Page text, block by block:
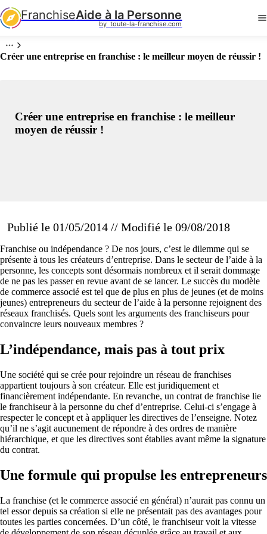
FranchiseAide à la Personne
by  toute-la-franchise.com
Créer une entreprise en franchise : le meilleur moyen de réussir !
Créer une entreprise en franchise : le meilleur
moyen de réussir !
Publié le 01/05/2014 // Modifié le 09/08/2018
Franchise ou indépendance ? De nos jours, c’est le dilemme qui se
présente à tous les créateurs d’entreprise. Dans le secteur de l’aide à la
personne, les concepts sont désormais nombreux et il serait dommage
de ne pas les passer en revue avant de se lancer. Le succès du modèle
de commerce associé est tel que de plus en plus de jeunes (et de moins
jeunes) entrepreneurs du secteur de l’aide à la personne rejoignent des
réseaux franchisés. Quels sont les arguments des franchiseurs pour
convaincre leurs nouveaux membres ?
L’indépendance, mais pas à tout prix
Une société qui se crée pour rejoindre un réseau de franchises
appartient toujours à son créateur. Elle est juridiquement et
financièrement indépendante. En revanche, un contrat de franchise lie
le franchiseur à la personne du chef d’entreprise. Celui-ci s’engage à
respecter le concept et à appliquer les directives de l’enseigne. Notez
qu’il ne s’agit aucunement de répondre à des ordres de manière
hiérarchique, et que les directives sont établies avant même la signature
du contrat.
Une formule qui propulse les entrepreneurs
La franchise (et le commerce associé en général) n’aurait pas connu un
tel essor depuis sa création si elle ne présentait pas des avantages pour
toutes les parties concernées. D’un côté, le franchiseur voit la vitesse